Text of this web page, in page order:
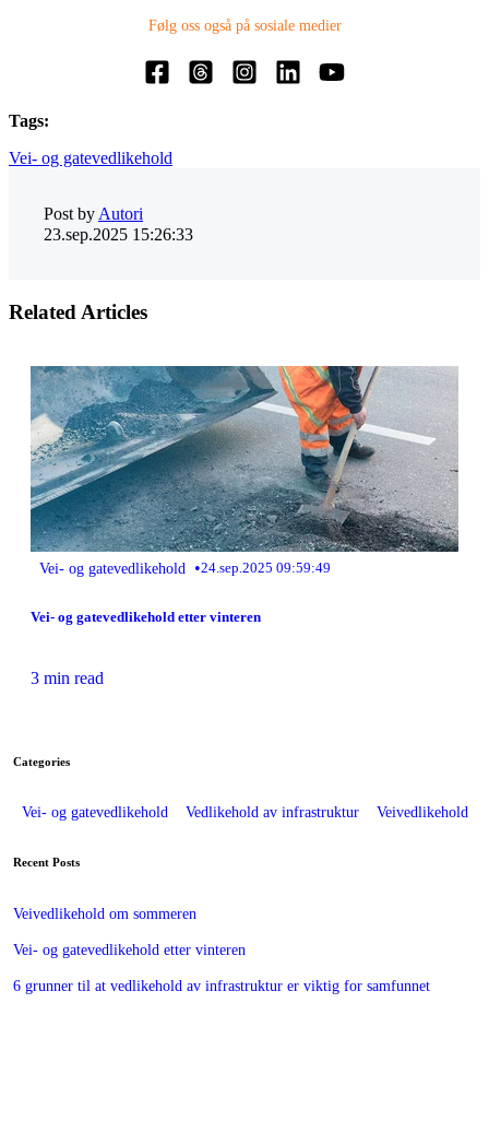
Følg oss også på sosiale medier
Tags:
Vei- og gatevedlikehold
Post by Autori
23.sep.2025 15:26:33
Related Articles
Vei- og gatevedlikehold •24.sep.2025 09:59:49
Vei- og gatevedlikehold etter vinteren
3 min read
Categories
Vei- og gatevedlikehold Vedlikehold av infrastruktur Veivedlikehold
Recent Posts
Veivedlikehold om sommeren
Vei- og gatevedlikehold etter vinteren
6 grunner til at vedlikehold av infrastruktur er viktig for samfunnet